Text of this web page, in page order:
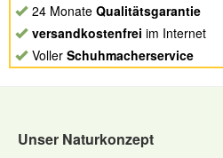
24 Monate Qualitätsgarantie
versandkostenfrei im Internet
Voller Schuhmacherservice
Unser Naturkonzept